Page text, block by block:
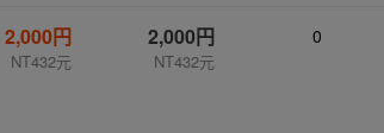
2,000円
NT432元
2,000円
NT432元
0